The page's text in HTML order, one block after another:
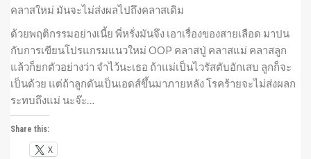
คลาสใหม่ มันจะไม่ส่งผลไปถึงคลาสเดิม
ด้วยพฤติกรรมอย่างเนี้ย พี่หรั่งมันจึง เอาเรื่องของสายเลือด มาปน
กับการเขียนโปรแกรมแนวใหม่ OOP คลาสปู่ คลาสแม่ คลาสลูก
แล้วก็ยกตัวอย่างว่า จำไว้นะเธอ ถ้าแม่เป็นไวรัสตับอักเสบ ลูกก็จะ
เป็นด้วย แต่ถ้าลูกดันเป็นเอดส์ขึ้นมาภายหลัง โรคร้ายจะไม่ส่งผลก
ระทบถึงแม่ นะจ๊ะ…
Share this:
X